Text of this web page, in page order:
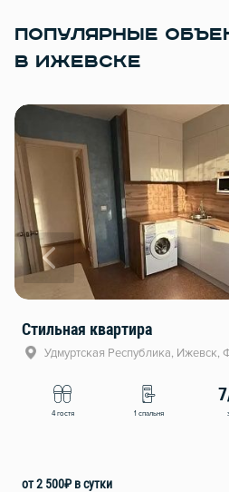
ПОПУЛЯРНЫЕ
В ИЖЕВСКЕ
Стильная квартира
Удмуртская Республика, Ижевск,
4 гостя 1 спальня
от 2 500₽в сутки